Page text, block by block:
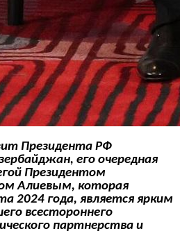
Президента РФ
его очередная
Президентом
Алиевым, которая
2024 года, является ярким
всестороннего
партнерства и